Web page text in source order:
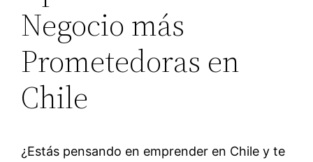
Negocio más
Prometedoras en
Chile
¿Estás pensando en emprender en Chile y te